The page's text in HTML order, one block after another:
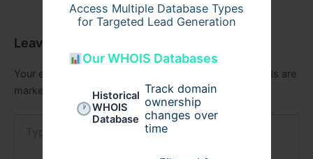
Access Multiple Database Types
for Targeted Lead Generation
Our WHOIS Databases
Historical
WHOIS
Database
Track domain
ownership
changes over
time
Leave a Comment
Your email address will not be published.
Required fields are
marked